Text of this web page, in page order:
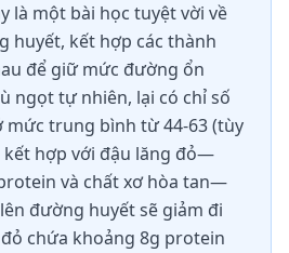
là một bài học tuyệt vời về
huyết, kết hợp các thành
để giữ mức đường ổn
ngọt tự nhiên, lại có chỉ số
mức trung bình từ 44-63 (tùy
kết hợp với đậu lăng đỏ—
và chất xơ hòa tan—
đường huyết sẽ giảm đi
chứa khoảng 8g protein